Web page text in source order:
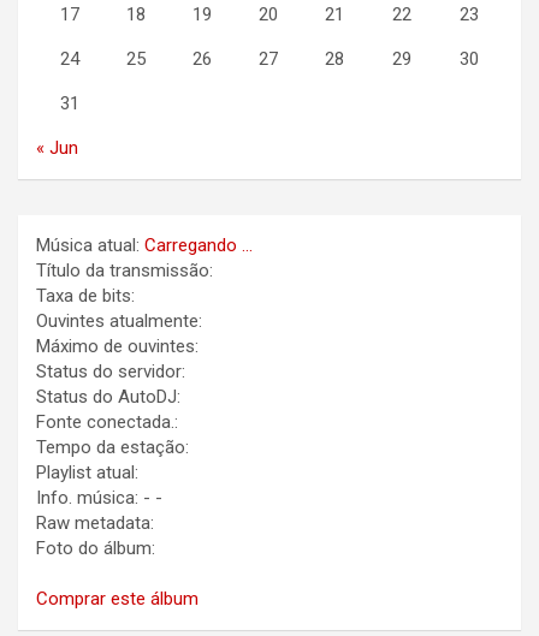
17 18 19 20 21 22 23
24 25 26 27 28 29 30
31
« Jun
Música atual: Carregando ...
Título da transmissão:
Taxa de bits:
Ouvintes atualmente:
Máximo de ouvintes:
Status do servidor:
Status do AutoDJ:
Fonte conectada.:
Tempo da estação:
Playlist atual:
Info. música: - -
Raw metadata:
Foto do álbum:
Comprar este álbum